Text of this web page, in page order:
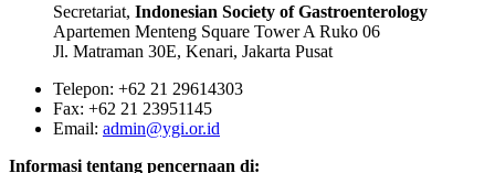
Secretariat, Indonesian Society of Gastroenterology
Apartemen Menteng Square Tower A Ruko 06
Jl. Matraman 30E, Kenari, Jakarta Pusat
Telepon: +62 21 29614303
Fax: +62 21 23951145
Email: admin@ygi.or.id
Informasi tentang pencernaan di: